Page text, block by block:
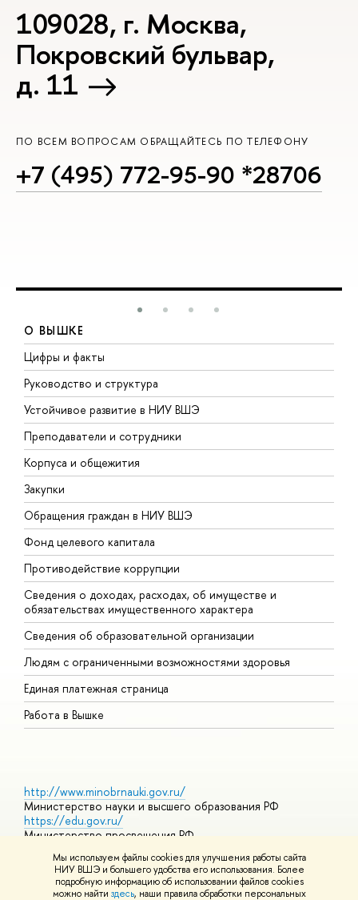
Мы используем файлы cookies для улучшения работы сайта
НИУ ВШЭ и большего удобства его использования. Более
подробную информацию об использовании файлов cookies
можно найти здесь, наши правила обработки персональных
109028, г. Москва,
Покровский бульвар,
д. 11
ПО ВСЕМ ВОПРОСАМ ОБРАЩАЙТЕСЬ ПО ТЕЛЕФОНУ
+7 (495) 772-95-90 *28706
О ВЫШКЕ
Цифры и факты
Руководство и структура
Устойчивое развитие в НИУ ВШЭ
Преподаватели и сотрудники
Корпуса и общежития
Закупки
Обращения граждан в НИУ ВШЭ
Фонд целевого капитала
Противодействие коррупции
Сведения о доходах, расходах, об имуществе и
обязательствах имущественного характера
Сведения об образовательной организации
Людям с ограниченными возможностями здоровья
Единая платежная страница
Работа в Вышке
http://www.minobrnauki.gov.ru/
Министерство науки и высшего образования РФ
https://edu.gov.ru/
Министерство просвещения РФ
Массовые открытые онлайн-курсы